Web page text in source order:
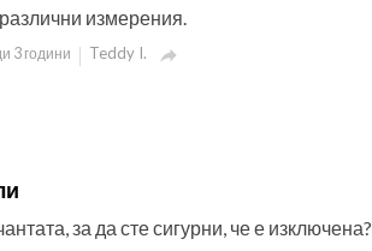
измерения.
3 години Teddy I. 
за да сте сигурни, че е изключена?